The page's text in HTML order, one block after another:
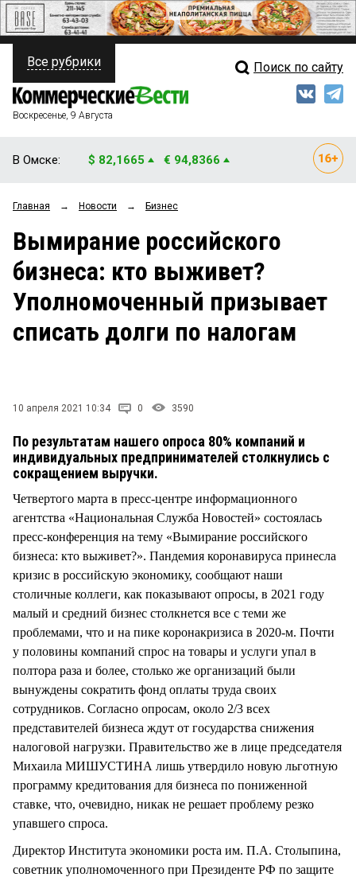
ПОЛИТИКА
ФИНАНСЫ
ОБЩЕСТВО
ЗАКОН
Свежий выпуск
Рейтинги
Блоги
Архив
Все рубрики Поиск по сайту
Воскресенье, 9 Августа
В Омске: $ 82,1665 € 94,8366
Главная → Новости → Бизнес
Вымирание российского
бизнеса: кто выживет?
Уполномоченный призывает
списать долги по налогам
10 апреля 2021 10:34 0 3590
По результатам нашего опроса 80% компаний и
индивидуальных предпринимателей столкнулись с
сокращением выручки.
Четвертого марта в пресс-центре информационного
агентства «Национальная Служба Новостей» состоялась
пресс-конференция на тему «Вымирание российского
бизнеса: кто выживет?». Пандемия коронавируса принесла
кризис в российскую экономику, сообщают наши
столичные коллеги, как показывают опросы, в 2021 году
малый и средний бизнес столкнется все с теми же
проблемами, что и на пике коронакризиса в 2020-м. Почти
у половины компаний спрос на товары и услуги упал в
полтора раза и более, столько же организаций были
вынуждены сократить фонд оплаты труда своих
сотрудников. Согласно опросам, около 2/3 всех
представителей бизнеса ждут от государства снижения
налоговой нагрузки. Правительство же в лице председателя
Михаила МИШУСТИНА лишь утвердило новую льготную
программу кредитования для бизнеса по пониженной
ставке, что, очевидно, никак не решает проблему резко
упавшего спроса.
Директор Института экономики роста им. П.А. Столыпина,
советник уполномоченного при Президенте РФ по защите